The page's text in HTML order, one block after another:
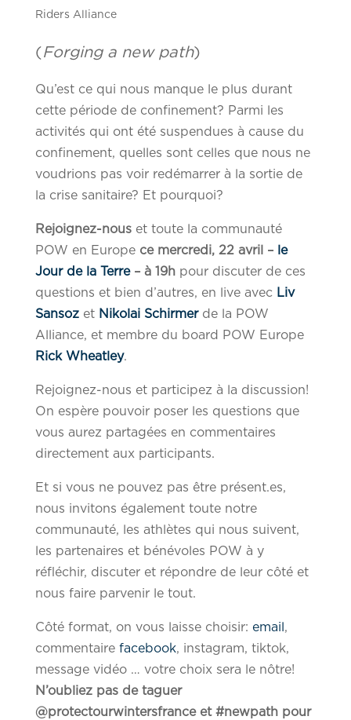
Riders Alliance
(Forging a new path)
Qu’est ce qui nous manque le plus durant
cette période de confinement? Parmi les
activités qui ont été suspendues à cause du
confinement, quelles sont celles que nous ne
voudrions pas voir redémarrer à la sortie de
la crise sanitaire? Et pourquoi?
Rejoignez-nouset toute la communauté
POW en Europe ce mercredi, 22 avril – le
Jour de la Terre– à 19hpour discuter de ces
questions et bien d’autres, en live avec Liv
Sansoz et Nikolai Schirmer de la POW
Alliance, et membre du board POW Europe
Rick Wheatley.
Rejoignez-nous et participez à la discussion!
On espère pouvoir poser les questions que
vous aurez partagées en commentaires
directement aux participants.
Et si vous ne pouvez pas être présent.es,
nous invitons également toute notre
communauté, les athlètes qui nous suivent,
les partenaires et bénévoles POW à y
réfléchir, discuter et répondre de leur côté et
nous faire parvenir le tout.
Côté format, on vous laisse choisir: email,
commentaire facebook, instagram, tiktok,
message vidéo … votre choix sera le nôtre!
N’oubliez pas de taguer
@protectourwintersfrance et #newpath pour